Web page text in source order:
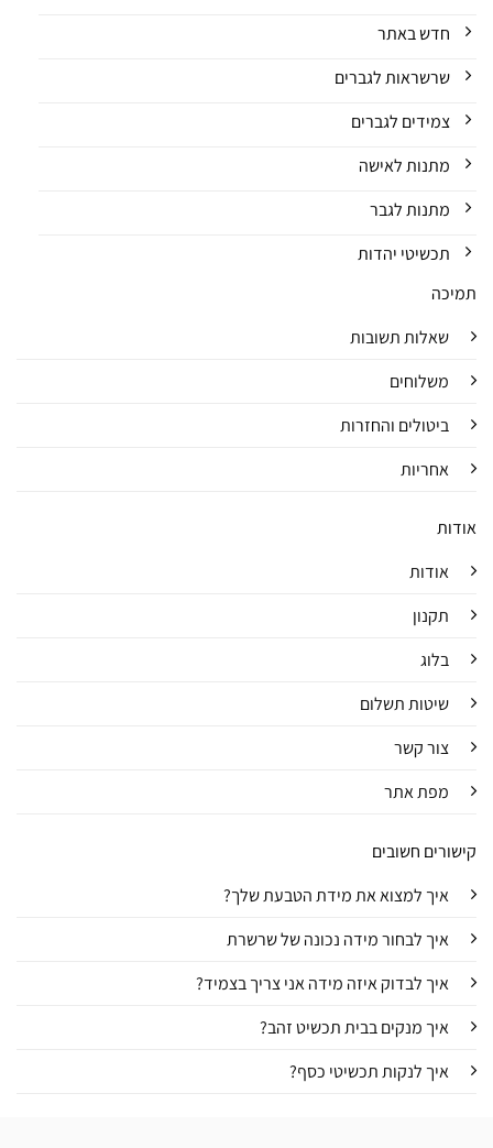
חדש באתר
שרשראות לגברים
צמידים לגברים
מתנות לאישה
מתנות לגבר
תכשיטי יהדות
תמיכה
שאלות תשובות
משלוחים
ביטולים והחזרות
אחריות
אודות
אודות
תקנון
בלוג
שיטות תשלום
צור קשר
מפת אתר
קישורים חשובים
איך למצוא את מידת הטבעת שלך?
איך לבחור מידה נכונה של שרשרת
איך לבדוק איזה מידה אני צריך בצמיד?
איך מנקים בבית תכשיט זהב?
איך לנקות תכשיטי כסף?